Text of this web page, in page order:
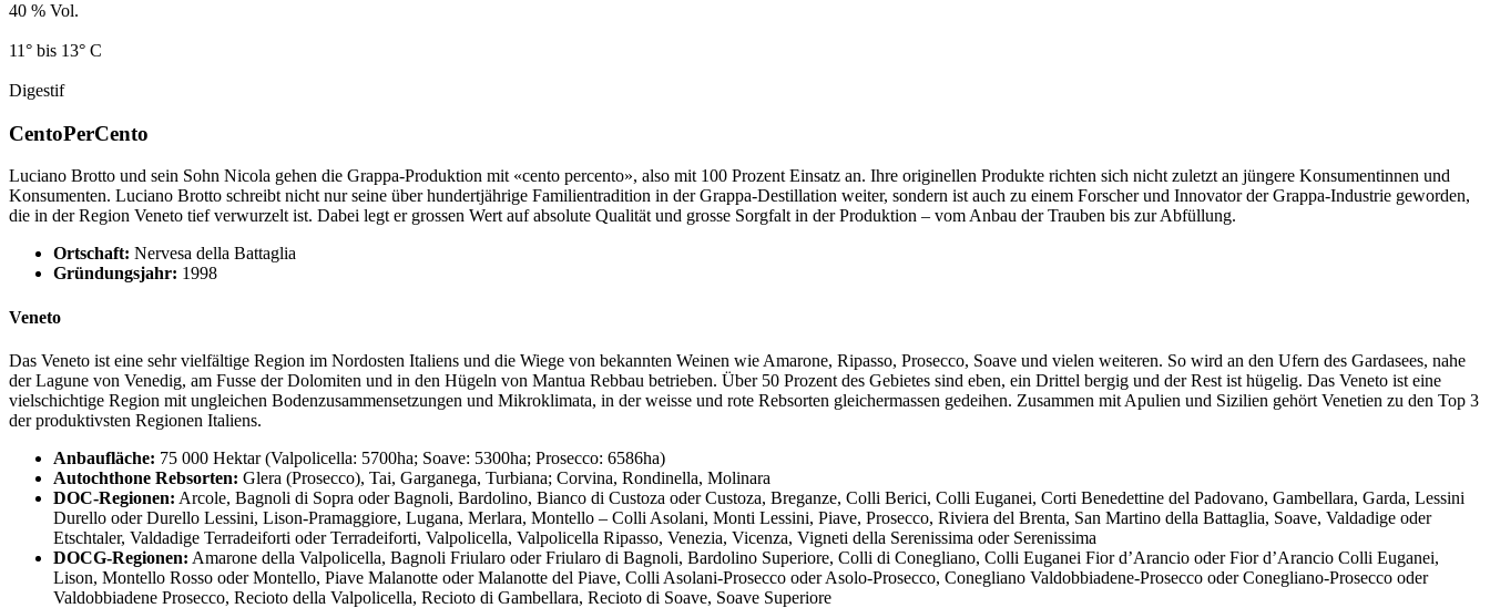
40 % Vol.
11° bis 13° C
Digestif
CentoPerCento
Luciano Brotto und sein Sohn Nicola gehen die Grappa-Produktion mit «cento percento», also mit 100 Prozent Einsatz an. Ihre originellen Produkte richten sich nicht zuletzt an jüngere Konsumentinnen und
Konsumenten. Luciano Brotto schreibt nicht nur seine über hundertjährige Familientradition in der Grappa-Destillation weiter, sondern ist auch zu einem Forscher und Innovator der Grappa-Industrie geworden,
die in der Region Veneto tief verwurzelt ist. Dabei legt er grossen Wert auf absolute Qualität und grosse Sorgfalt in der Produktion – vom Anbau der Trauben bis zur Abfüllung.
Ortschaft: Nervesa della Battaglia
Gründungsjahr: 1998
Veneto
Das Veneto ist eine sehr vielfältige Region im Nordosten Italiens und die Wiege von bekannten Weinen wie Amarone, Ripasso, Prosecco, Soave und vielen weiteren. So wird an den Ufern des Gardasees, nahe
der Lagune von Venedig, am Fusse der Dolomiten und in den Hügeln von Mantua Rebbau betrieben. Über 50 Prozent des Gebietes sind eben, ein Drittel bergig und der Rest ist hügelig. Das Veneto ist eine
vielschichtige Region mit ungleichen Bodenzusammensetzungen und Mikroklimata, in der weisse und rote Rebsorten gleichermassen gedeihen. Zusammen mit Apulien und Sizilien gehört Venetien zu den Top 3
der produktivsten Regionen Italiens.
Anbaufläche: 75 000 Hektar (Valpolicella: 5700ha; Soave: 5300ha; Prosecco: 6586ha)
Autochthone Rebsorten: Glera (Prosecco), Tai, Garganega, Turbiana; Corvina, Rondinella, Molinara
DOC-Regionen: Arcole, Bagnoli di Sopra oder Bagnoli, Bardolino, Bianco di Custoza oder Custoza, Breganze, Colli Berici, Colli Euganei, Corti Benedettine del Padovano, Gambellara, Garda, Lessini
Durello oder Durello Lessini, Lison-Pramaggiore, Lugana, Merlara, Montello – Colli Asolani, Monti Lessini, Piave, Prosecco, Riviera del Brenta, San Martino della Battaglia, Soave, Valdadige oder
Etschtaler, Valdadige Terradeiforti oder Terradeiforti, Valpolicella, Valpolicella Ripasso, Venezia, Vicenza, Vigneti della Serenissima oder Serenissima
DOCG-Regionen: Amarone della Valpolicella, Bagnoli Friularo oder Friularo di Bagnoli, Bardolino Superiore, Colli di Conegliano, Colli Euganei Fior d’Arancio oder Fior d’Arancio Colli Euganei,
Lison, Montello Rosso oder Montello, Piave Malanotte oder Malanotte del Piave, Colli Asolani-Prosecco oder Asolo-Prosecco, Conegliano Valdobbiadene-Prosecco oder Conegliano-Prosecco oder
Valdobbiadene Prosecco, Recioto della Valpolicella, Recioto di Gambellara, Recioto di Soave, Soave Superiore